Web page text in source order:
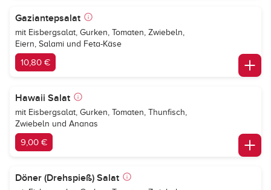
Gaziantepsalat
mit Eisbergsalat, Gurken, Tomaten, Zwiebeln,
Eiern, Salami und Feta-Käse
10,80 €
Hawaii Salat
mit Eisbergsalat, Gurken, Tomaten, Thunfisch,
Zwiebeln und Ananas
9,00 €
Döner (Drehspieß) Salat